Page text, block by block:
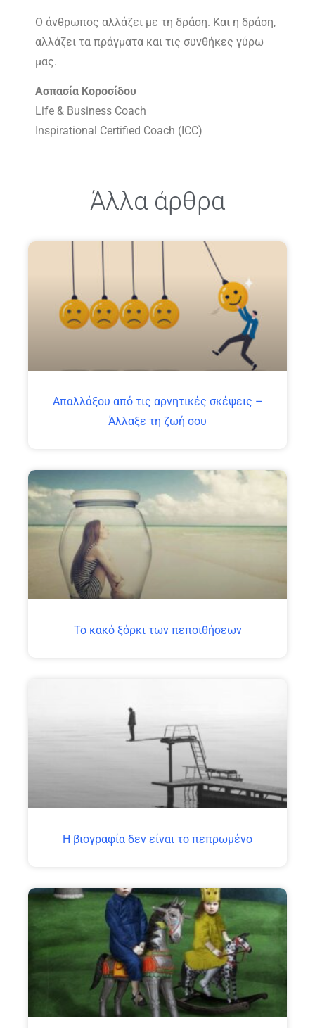
Ο άνθρωπος αλλάζει με τη δράση. Και η δράση,
αλλάζει τα πράγματα και τις συνθήκες γύρω
μας.
Ασπασία Κοροσίδου
Life & Business Coach
Inspirational Certified Coach (ICC)
Άλλα άρθρα
Απαλλάξου από τις αρνητικές σκέψεις –
Άλλαξε τη ζωή σου
Το κακό ξόρκι των πεποιθήσεων
H βιογραφία δεν είναι το πεπρωμένο